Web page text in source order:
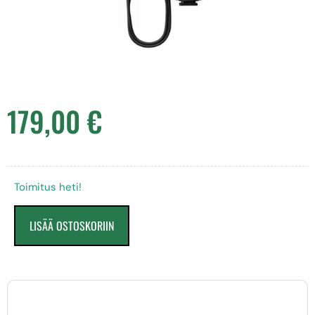
179,00€
Toimitus heti!
LISÄÄ OSTOSKORIIN